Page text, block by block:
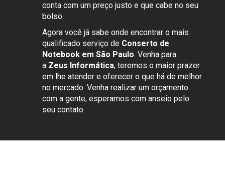
conta com um preço justo e que cabe no seu
bolso.
Agora você já sabe onde encontrar o mais
qualificado serviço de Conserto de
Notebook em São Paulo. Venha para
a Zeus Informática, teremos o maior prazer
em lhe atender e oferecer o que há de melhor
no mercado. Venha realizar um orçamento
com a gente, esperamos com anseio pelo
seu contato.